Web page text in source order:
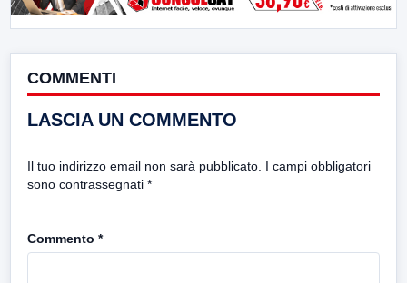
COMMENTI
LASCIA UN COMMENTO
Il tuo indirizzo email non sarà pubblicato. I campi obbligatori
sono contrassegnati *
Commento *